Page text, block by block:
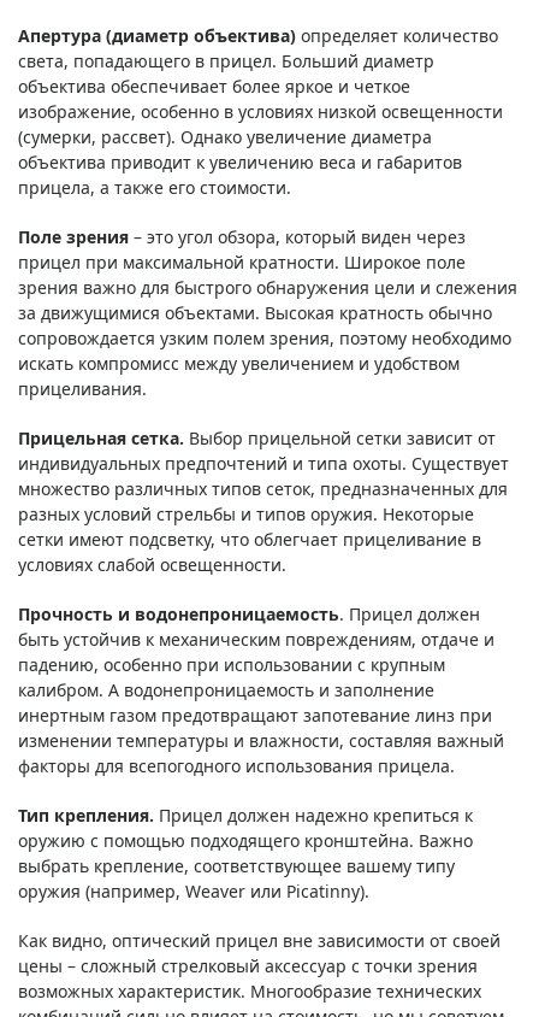
Апертура (диаметр объектива) определяет количество
света, попадающего в прицел. Больший диаметр
объектива обеспечивает более яркое и четкое
изображение, особенно в условиях низкой освещенности
(сумерки, рассвет). Однако увеличение диаметра
объектива приводит к увеличению веса и габаритов
прицела, а также его стоимости.
Поле зрения – это угол обзора, который виден через
прицел при максимальной кратности. Широкое поле
зрения важно для быстрого обнаружения цели и слежения
за движущимися объектами. Высокая кратность обычно
сопровождается узким полем зрения, поэтому необходимо
искать компромисс между увеличением и удобством
прицеливания.
Прицельная сетка. Выбор прицельной сетки зависит от
индивидуальных предпочтений и типа охоты. Существует
множество различных типов сеток, предназначенных для
разных условий стрельбы и типов оружия. Некоторые
сетки имеют подсветку, что облегчает прицеливание в
условиях слабой освещенности.
Прочность и водонепроницаемость. Прицел должен
быть устойчив к механическим повреждениям, отдаче и
падению, особенно при использовании с крупным
калибром. А водонепроницаемость и заполнение
инертным газом предотвращают запотевание линз при
изменении температуры и влажности, составляя важный
факторы для всепогодного использования прицела.
Тип крепления. Прицел должен надежно крепиться к
оружию с помощью подходящего кронштейна. Важно
выбрать крепление, соответствующее вашему типу
оружия (например, Weaver или Picatinny).
Как видно, оптический прицел вне зависимости от своей
цены – сложный стрелковый аксессуар с точки зрения
возможных характеристик. Многообразие технических